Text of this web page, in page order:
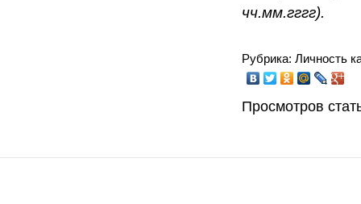
чч.мм.гггг).
Рубрика: Личность
Просмотров